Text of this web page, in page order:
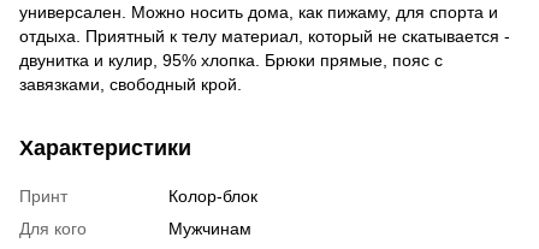
универсален. Можно носить дома, как пижаму, для спорта и
отдыха. Приятный к телу материал, который не скатывается -
двунитка и кулир, 95% хлопка. Брюки прямые, пояс с
завязками, свободный крой.
Характеристики
Принт
Колор-блок
Для кого
Мужчинам